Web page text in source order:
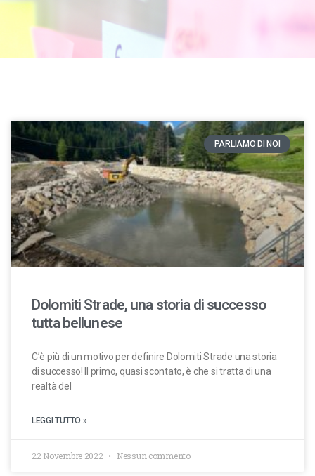
PARLIAMO DI NOI
Dolomiti Strade, una storia di successo
tutta bellunese
C’è più di un motivo per definire Dolomiti Strade una storia
di successo! Il primo, quasi scontato, è che si tratta di una
realtà del
LEGGI TUTTO »
22 Novembre 2022 Nessun commento